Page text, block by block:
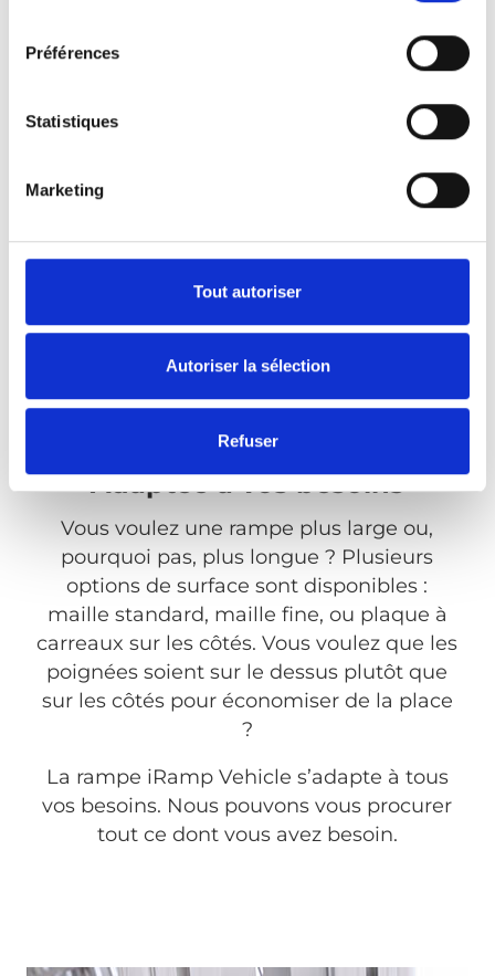
Préférences
Statistiques
Marketing
Tout autoriser
Autoriser la sélection
Refuser
Adaptée à vos besoins
Vous voulez une rampe plus large ou,
pourquoi pas, plus longue ? Plusieurs
options de surface sont disponibles :
maille standard, maille fine, ou plaque à
carreaux sur les côtés. Vous voulez que les
poignées soient sur le dessus plutôt que
sur les côtés pour économiser de la place
?
La rampe iRamp Vehicle s’adapte à tous
vos besoins. Nous pouvons vous procurer
tout ce dont vous avez besoin.